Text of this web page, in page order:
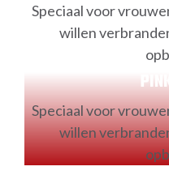
Speciaal voor
willen
Speciaal voor
willen